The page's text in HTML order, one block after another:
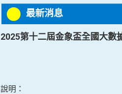
最新消息
2025第十二屆金象盃全國大數
說明：